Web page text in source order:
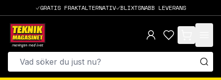
GRATIS FRAKTALTERNATIV BLIXTSNABB LEVERANS
items in cart,